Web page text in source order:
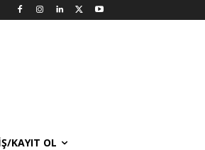
KAYIT OL